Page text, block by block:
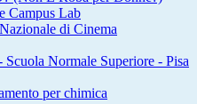
Campus Lab
di Cinema
Scuola Normale Superiore - Pisa
per chimica